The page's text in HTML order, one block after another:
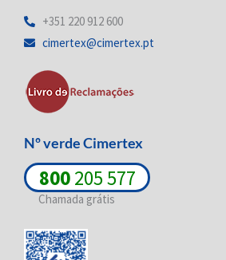
d
n
i
n
o
k
g
a
+351 220 912 600
cimertex@cimertex.pt
Nº verde Cimertex
800205 577
Chamada grátis